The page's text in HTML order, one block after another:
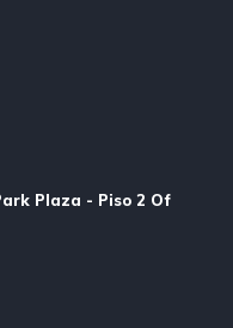
Plaza - Piso 2 Of